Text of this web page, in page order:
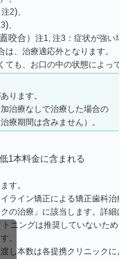
2)、
)、
咬合） 注1, 注3：症状が強い場
、治療適応外となります。
ても、お口の中の状態によって
ります。
治療なしで治療した場合の
療期間は含みません）。
1本料金に含まれる
す。
ライン矯正による矯正歯科治
の治療」に該当します。詳細
ニングは推奨していないため
。
し本数は各提携クリニックによ